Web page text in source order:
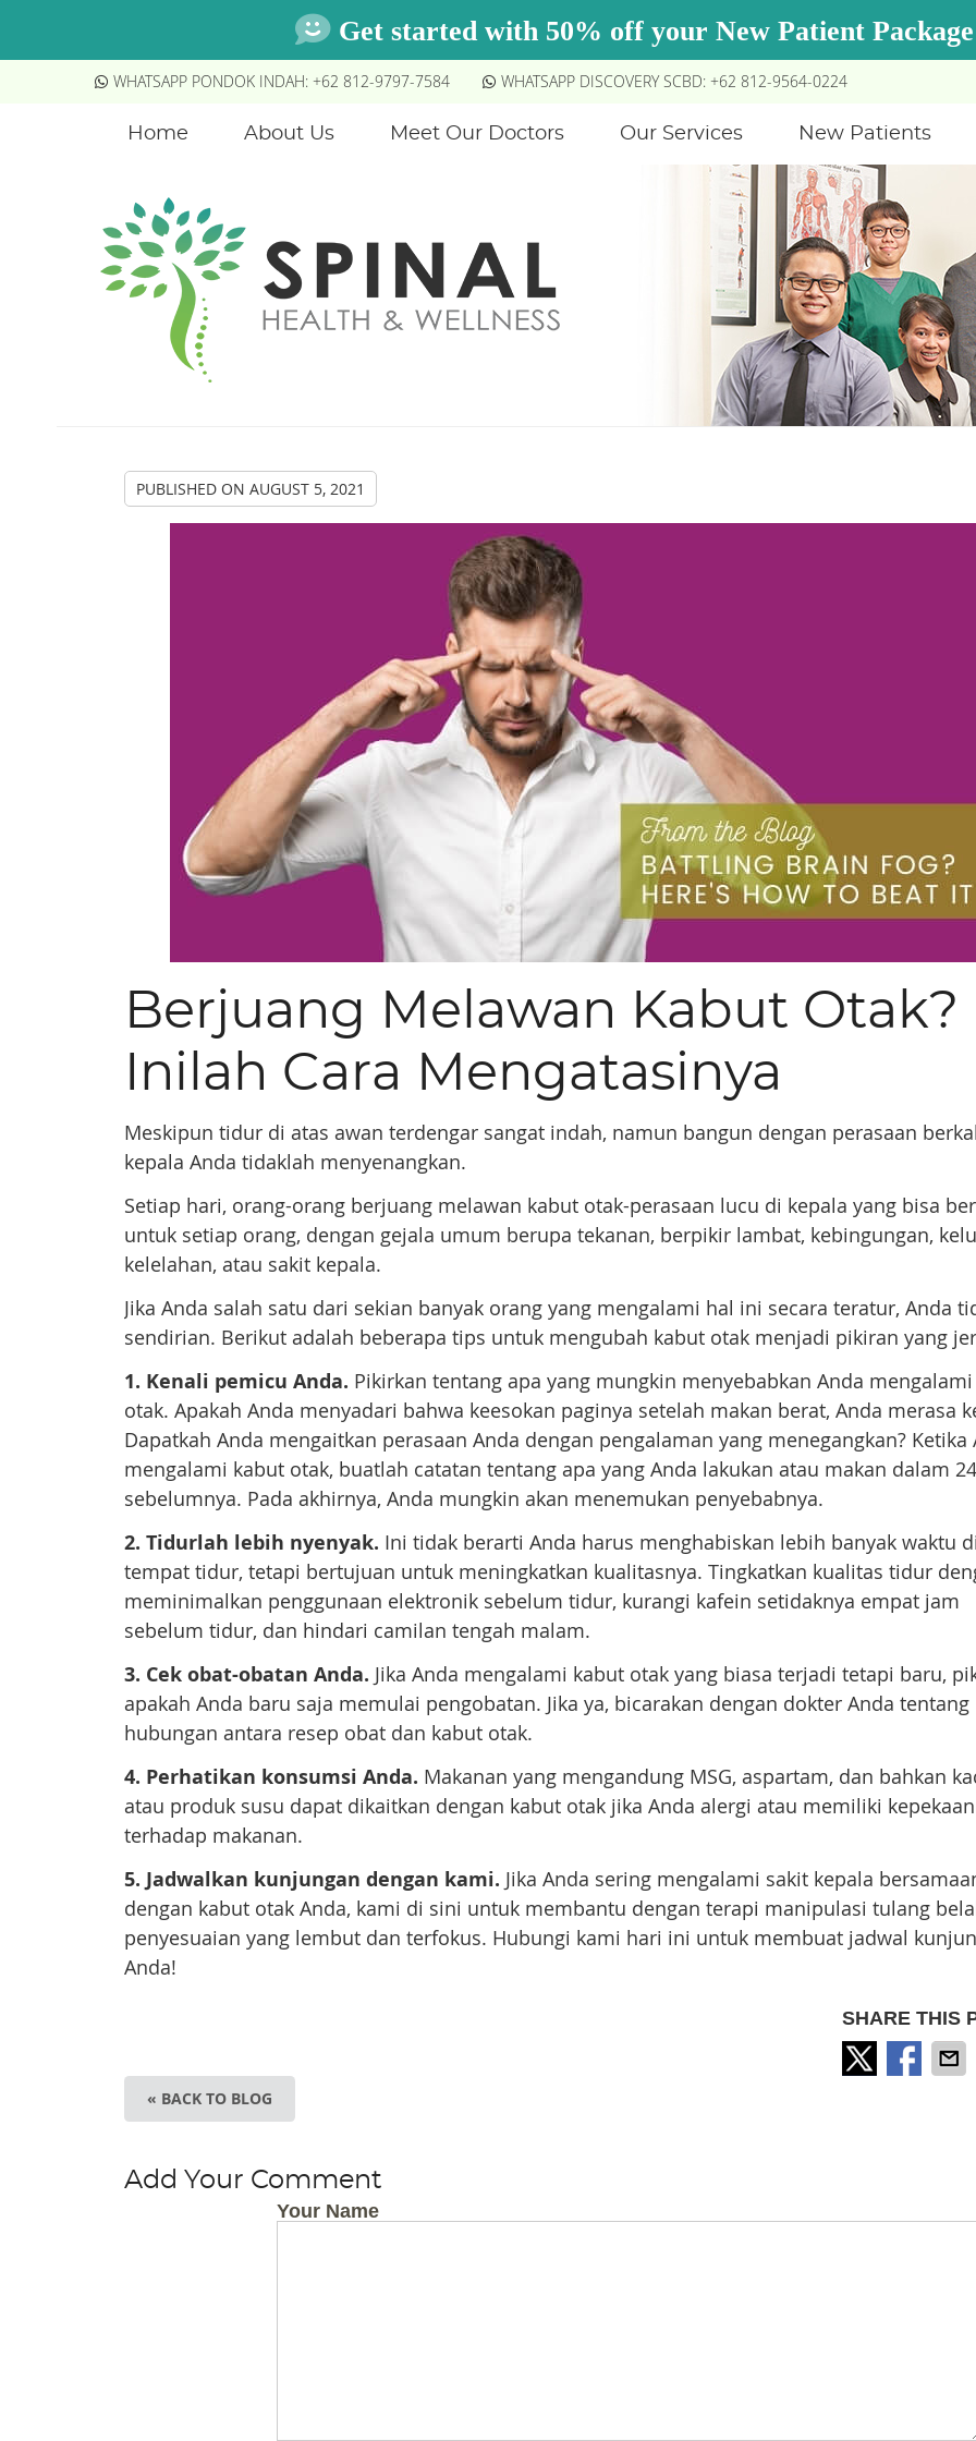
WHATSAPP PONDOK INDAH: +62 812-9797-7584 WHATSAPP DISCOVERY SCBD: +62 812-9564-0224
Home About Us Meet Our Doctors Our Services New Patients
PUBLISHED ON AUGUST 5, 2021
Berjuang Melawan Kabut Otak?
Inilah Cara Mengatasinya
Meskipun tidur di atas awan terdengar sangat indah, namun bangun dengan perasaan
kepala Anda tidaklah menyenangkan.
Setiap hari, orang-orang berjuang melawan kabut otak-perasaan lucu di kepala yang bisa
untuk setiap orang, dengan gejala umum berupa tekanan, berpikir lambat, kebingungan,
kelelahan, atau sakit kepala.
Jika Anda salah satu dari sekian banyak orang yang mengalami hal ini secara teratur, Anda
sendirian. Berikut adalah beberapa tips untuk mengubah kabut otak menjadi pikiran yang
1. Kenali pemicu Anda. Pikirkan tentang apa yang mungkin menyebabkan Anda
otak. Apakah Anda menyadari bahwa keesokan paginya setelah makan berat, Anda merasa
Dapatkah Anda mengaitkan perasaan Anda dengan pengalaman yang menegangkan? Ketika
mengalami kabut otak, buatlah catatan tentang apa yang Anda lakukan atau makan dalam
sebelumnya. Pada akhirnya, Anda mungkin akan menemukan penyebabnya.
2. Tidurlah lebih nyenyak. Ini tidak berarti Anda harus menghabiskan lebih banyak waktu di
tempat tidur, tetapi bertujuan untuk meningkatkan kualitasnya. Tingkatkan kualitas tidur
meminimalkan penggunaan elektronik sebelum tidur, kurangi kafein setidaknya empat jam
sebelum tidur, dan hindari camilan tengah malam.
3. Cek obat-obatan Anda. Jika Anda mengalami kabut otak yang biasa terjadi tetapi baru,
apakah Anda baru saja memulai pengobatan. Jika ya, bicarakan dengan dokter Anda tentang
hubungan antara resep obat dan kabut otak.
4. Perhatikan konsumsi Anda. Makanan yang mengandung MSG, aspartam, dan bahkan
atau produk susu dapat dikaitkan dengan kabut otak jika Anda alergi atau memiliki kepekaan
terhadap makanan.
5. Jadwalkan kunjungan dengan kami. Jika Anda sering mengalami sakit kepala
dengan kabut otak Anda, kami di sini untuk membantu dengan terapi manipulasi tulang
penyesuaian yang lembut dan terfokus. Hubungi kami hari ini untuk membuat jadwal
Anda!
SHARE THIS
« BACK TO BLOG
Add Your Comment
Your Name